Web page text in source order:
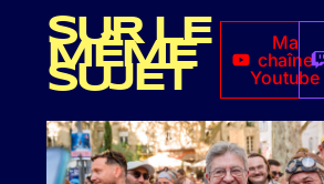
SUR LE
MÊME
SUJET
Ma
chaîne
Youtube